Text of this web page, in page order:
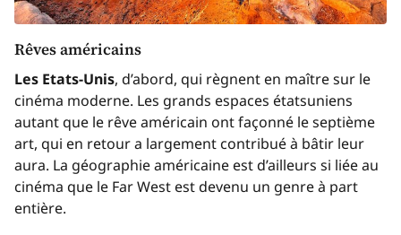
Rêves américains
Les Etats-Unis, d’abord, qui règnent en maître sur le
cinéma moderne. Les grands espaces étatsuniens
autant que le rêve américain ont façonné le septième
art, qui en retour a largement contribué à bâtir leur
aura. La géographie américaine est d’ailleurs si liée au
cinéma que le Far West est devenu un genre à part
entière.